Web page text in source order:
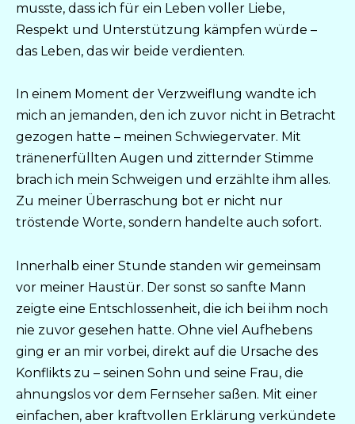
musste, dass ich für ein Leben voller Liebe,
Respekt und Unterstützung kämpfen würde –
das Leben, das wir beide verdienten.
In einem Moment der Verzweiflung wandte ich
mich an jemanden, den ich zuvor nicht in Betracht
gezogen hatte – meinen Schwiegervater. Mit
tränenerfüllten Augen und zitternder Stimme
brach ich mein Schweigen und erzählte ihm alles.
Zu meiner Überraschung bot er nicht nur
tröstende Worte, sondern handelte auch sofort.
Innerhalb einer Stunde standen wir gemeinsam
vor meiner Haustür. Der sonst so sanfte Mann
zeigte eine Entschlossenheit, die ich bei ihm noch
nie zuvor gesehen hatte. Ohne viel Aufhebens
ging er an mir vorbei, direkt auf die Ursache des
Konflikts zu – seinen Sohn und seine Frau, die
ahnungslos vor dem Fernseher saßen. Mit einer
einfachen, aber kraftvollen Erklärung verkündete